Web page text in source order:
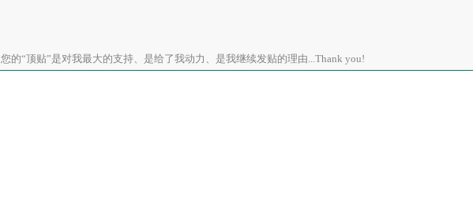
您的“顶贴”是对我最大的支持、是给了我动力、是我继续发贴的理由...Thank you!